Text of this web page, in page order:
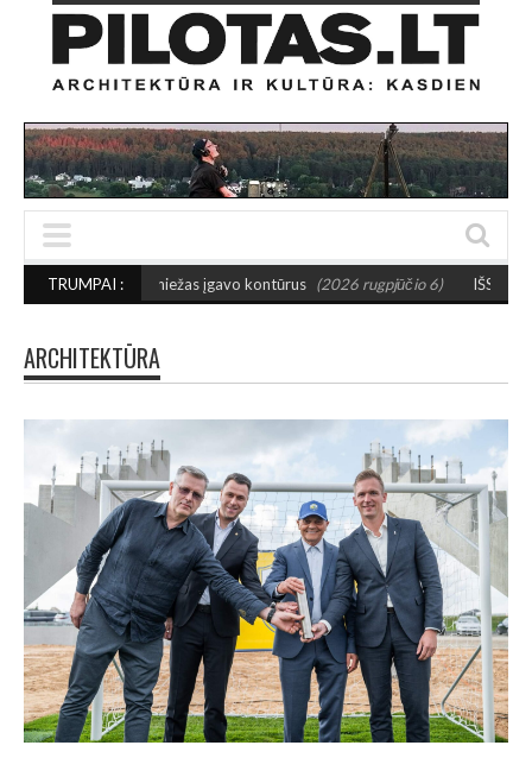
TRUMPAI :
įgavo kontūrus (2026 rugpjūčio 6) IŠSAUGOS URBANISTINĮ
ARCHITEKTŪRA